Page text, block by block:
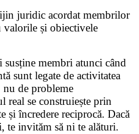
juridic acordat membrilor
valorile și obiectivele
membri atunci când
sunt legate de activitatea
de probleme
real se construiește prin
și încredere reciprocă. Dacă
te invităm să ni te alături.